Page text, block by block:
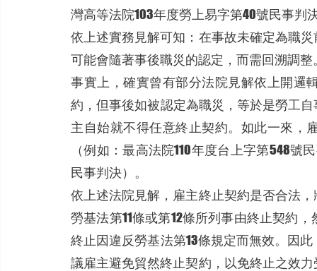
灣高等法院103年度勞上易字第40號民事判
依上述實務見解可知：在事故未確定為職
可能會隨著事後職災的認定，而需回溯調
事實上，確實曾有部分法院見解依上開邏
約，但事後如被認定為職災，等於是勞工
主自始就不得任意終止契約。如此一來，
（例如：最高法院110年度台上字第548
民事判決）。
依上述法院見解，雇主終止契約是否合法
勞基法第11條或第12條所列事由終止契約
終止因違反勞基法第13條規定而無效。因
議雇主避免貿然終止契約，以免終止之效